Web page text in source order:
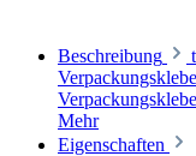
Beschreibung
Mehr
Eigenschaften